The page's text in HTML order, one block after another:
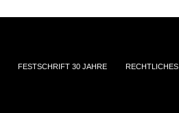
FESTSCHRIFT 30 JAHRE RECHTLICHES